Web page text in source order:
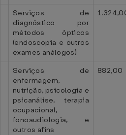
Serviços de
diagnóstico por
métodos ópticos
(endoscopia e outros
exames análogos)
Serviços de
enfermagem,
nutrição, psicologia e
psicanálise, terapia
ocupacional,
fonoaudiologia, e
outros afins
882,00